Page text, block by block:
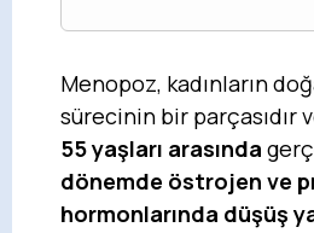
Menopoz, kadınların
sürecinin bir parçasıdır
55 yaşları arasında
dönemde östrojen ve
hormonlarında düşüş